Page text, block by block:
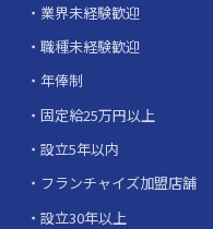
業界未経験歓迎
職種未経験歓迎
年俸制
固定給25万円以上
設立5年以内
フランチャイズ加盟店舗
設立30年以上